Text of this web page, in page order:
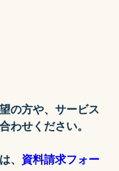
の方や、サービス
わせください。
、 資料請求フォー